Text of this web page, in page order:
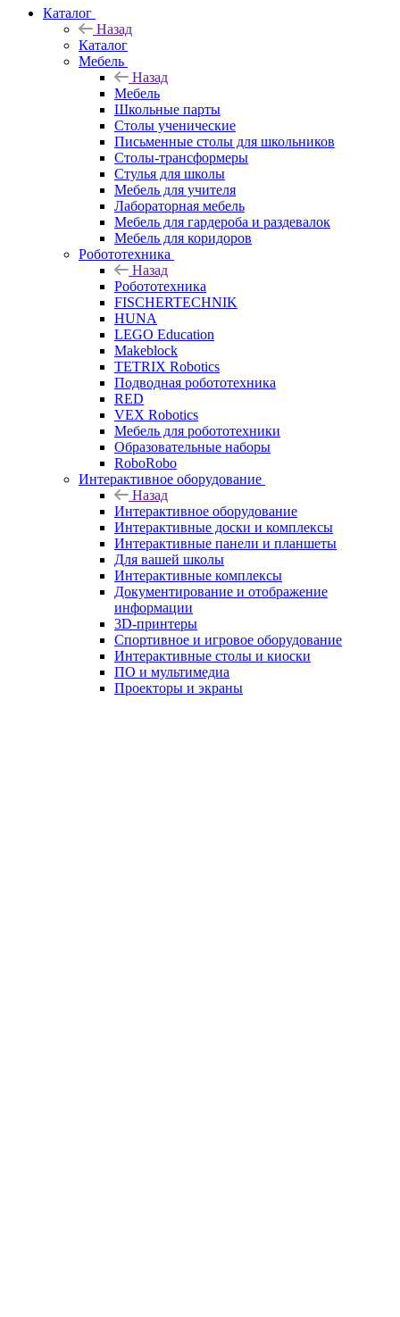
Каталог
Назад
Каталог
Мебель
Назад
Мебель
Школьные парты
Столы ученические
Письменные столы для школьников
Столы-трансформеры
Стулья для школы
Мебель для учителя
Лабораторная мебель
Мебель для гардероба и раздевалок
Мебель для коридоров
Робототехника
Назад
Робототехника
FISCHERTECHNIK
HUNA
LEGO Education
Makeblock
TETRIX Robotics
Подводная робототехника
RED
VEX Robotics
Мебель для робототехники
Образовательные наборы
RoboRobo
Интерактивное оборудование
Назад
Интерактивное оборудование
Интерактивные доски и комплексы
Интерактивные панели и планшеты
Для вашей школы
Интерактивные комплексы
Документирование и отображение
информации
3D-принтеры
Спортивное и игровое оборудование
Интерактивные столы и киоски
ПО и мультимедиа
Проекторы и экраны